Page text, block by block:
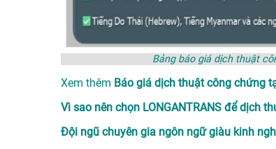
Bảng báo giá dịch thuật
Xem thêm Báo giá dịch thuật công chứng
Vì sao nên chọn LONGANTRANS để dịch
Đội ngũ chuyên gia ngôn ngữ giàu kinh